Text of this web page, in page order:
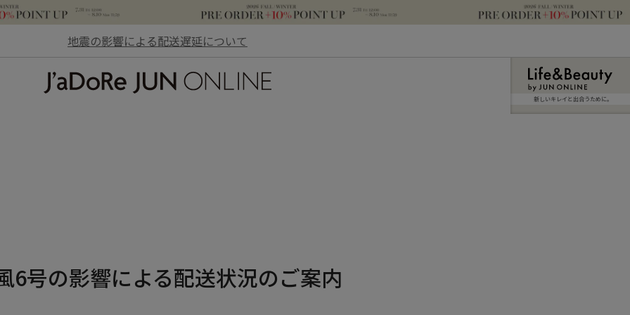
地震の影響による配送遅延について
新しいキレイと出合うために。
6号の影響による配送状況のご案内